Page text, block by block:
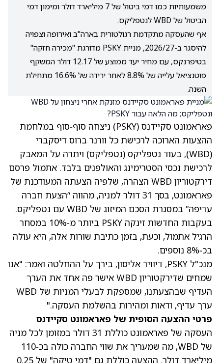
משמעותיות כמו דמי ביטול של 7 מיליארד דולר ומימון דמי
הביטול של WBD לנטפליקס.
אף שהעסקה מתקדמת רגולטורית בארה"ב ואירופה וצפויה
להיסגר ב-2026/27, מניית PSKY מדורגת "מכירה חזקה"
בטיפרנקס, עם מחיר יעד ממוצע של 12.17 דולר המשקף
פוטנציאל עלייה של 8.8% לאחר ירידה של 16.6% מתחילת
השנה.
פאראמונט סקיידנס (PSKY)
ניצחה סוף‑סוף במלחמת
ההצעות הארוכה לרכישת כל וורנר ברוס דיסקברי
(WBD)
, בעוד נטפליקס (נטפליקס) ויתרה על המאבק
לרכישת נכסי הסטרימינג והאולפנים בלבד. אתמול פרסם
דירקטוריון WBD הצהרה, שלפיה הצעתה המעודכנת של
פאראמונט, בסך 31 דולר למניה, מהווה “הצעת חברה
עדיפה” במסגרת הסכם המיזוג של WBD עם נטפליקס.
בעקבות החדשות זינקה PSKY ביותר מ‑10% במסחר
הרגיל אתמול, וכעת, בזמן כתיבת שורות אלה, היא עולה
בכ‑8% נוספים.
מנכ"ל PSKY, דיוויד אליסון, בירך על ההחלטה ואמר: "אנו
שמחים שדירקטוריון WBD אישר פה אחד את הערך
העדיף שבהצעתנו, שמספקת לבעלי המניות של WBD
ערך עדיף, ודאות ומהירות בהשלמת העסקה."
פרטי ההצעה הסופית של פאראמונט סקיידנס
העסקה של פאראמונט כוללת 31 דולר במזומן לכל מניה
של WBD, מה שמעריך את שווי החברה כולה בכ‑110
מיליארד דולר. ההצעה כוללת גם "דמי טיקה" של 0.25